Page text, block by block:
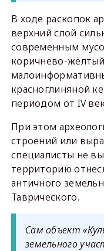
В ходе раскопок
верхний слой
современным
коричнево-
красноглиняной
периодом от IV
При этом
строений или
специалисты не
территорию
античного
Таврического.
Сам объект
земельного